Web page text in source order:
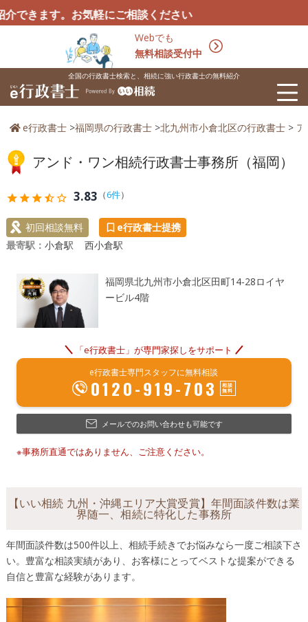
Webでも
無料相談受付中
。お気軽にご相談ください
全国の行政書士検索と、相続に強い行政書士の無料紹介
e行政書士>福岡県の行政書士>北九州市小倉北区の行政書士>
アンド・ワン相続行政書士事務所（福岡）
starstarstarstar_halfstar_outline 3.83 （6件）
初回相談無料
e行政書士提携
最寄駅： 小倉駅 西小倉駅
福岡県北九州市小倉北区田町14-28ロイヤ
ービル4階
「e行政書士」が専門家探しをサポート
e行政書士専門スタッフに無料相談
0120-919-703
メールでのお問い合わせも可能です
※事務所直通ではありません、ご注意ください。
【いい相続 九州・沖縄エリア大賞受賞】年間面談件数は業
界随一、相続に特化した事務所
年間面談件数は500件以上、相続手続きでお悩みなら一度ご相談下さ
い。豊富な相談実績があり、お客様にとってベストな提案ができる
自信と豊富な経験があります。